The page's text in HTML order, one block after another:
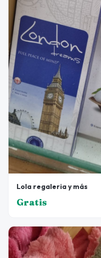
Lola regaleria y más
Gratis